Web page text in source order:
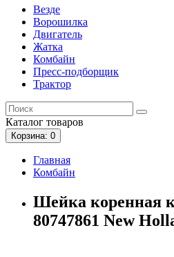
Везде
Ворошилка
Двигатель
Жатка
Комбайн
Пресс-подборщик
Трактор
Каталог товаров
Корзина: 0
Главная
Комбайн
Шейка коренная
80747861 New